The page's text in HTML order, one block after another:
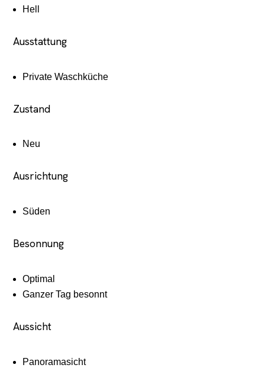
Hell
Ausstattung
Private Waschküche
Zustand
Neu
Ausrichtung
Süden
Besonnung
Optimal
Ganzer Tag besonnt
Aussicht
Panoramasicht